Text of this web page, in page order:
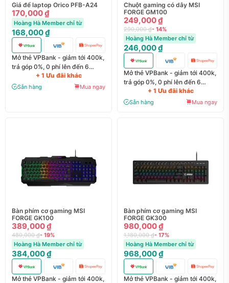
Giá để laptop Orico PFB-A24
170,000 ₫
Hoàng Hà Member chỉ từ
168,000 ₫
Mở thẻ VPBank - giảm tới 400k,
trả góp 0%, 0 phí lên đến 6
+ 1 Ưu đãi khác
Sẵn hàng Mua ngay
Chuột gaming có dây MSI
FORGE GM100
249,000 ₫
290,000 ₫- 14%
Hoàng Hà Member chỉ từ
246,000 ₫
Mở thẻ VPBank - giảm tới 400k,
trả góp 0%, 0 phí lên đến 6
+ 1 Ưu đãi khác
Sẵn hàng Mua ngay
Bàn phím cơ gaming MSI
FORGE GK100
389,000 ₫
480,000 ₫- 19%
Hoàng Hà Member chỉ từ
384,000 ₫
Mở thẻ VPBank - giảm tới 400k,
Bàn phím cơ gaming MSI
FORGE GK300
980,000 ₫
1,180,000 ₫- 17%
Hoàng Hà Member chỉ từ
968,000 ₫
Mở thẻ VPBank - giảm tới 400k,